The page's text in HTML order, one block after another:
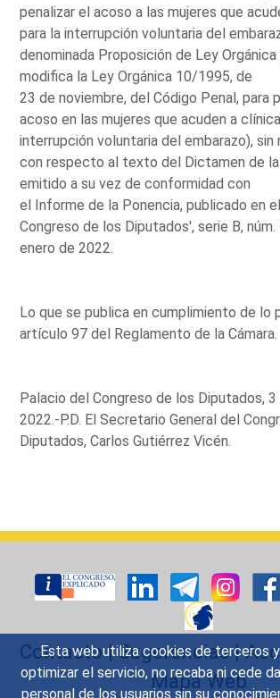
Esta web utiliza cookies de terceros
optimizar el servicio, no recaba ni cede
personal de los usuarios sin su
penalizar el acoso a las mujeres que
para la interrupción voluntaria del
denominada Proposición de Ley
modifica la Ley Orgánica 10/1995, de
23 de noviembre, del Código Penal, para
acoso en las mujeres que acuden a
interrupción voluntaria del embarazo), sin
con respecto al texto del Dictamen de la
emitido a su vez de conformidad con
el Informe de la Ponencia, publicado en el
Congreso de los Diputados', serie B,
enero de 2022.
Lo que se publica en cumplimiento de lo
artículo 97 del Reglamento de la Cámara.
Palacio del Congreso de los Diputados,
2022.-P.D. El Secretario General del
Diputados, Carlos Gutiérrez Vicén.
Contacto|Sugerencias|
Mapa Web